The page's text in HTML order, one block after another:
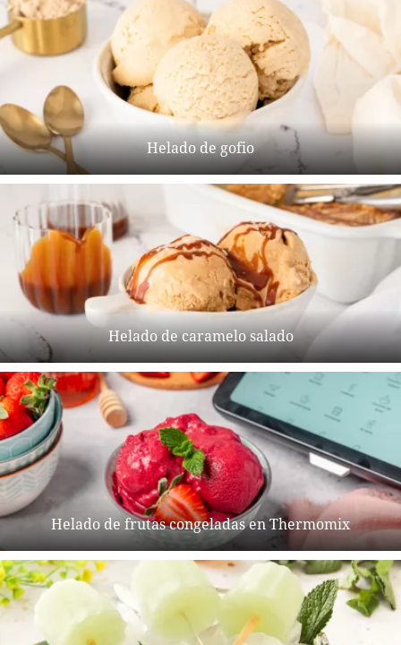
Helado de gofio
Helado de caramelo salado
Helado de frutas congeladas en Thermomix